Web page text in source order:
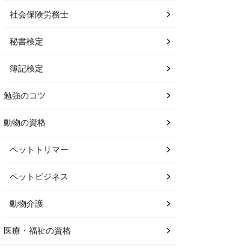
社会保険労務士
秘書検定
簿記検定
勉強のコツ
動物の資格
ペットトリマー
ペットビジネス
動物介護
医療・福祉の資格